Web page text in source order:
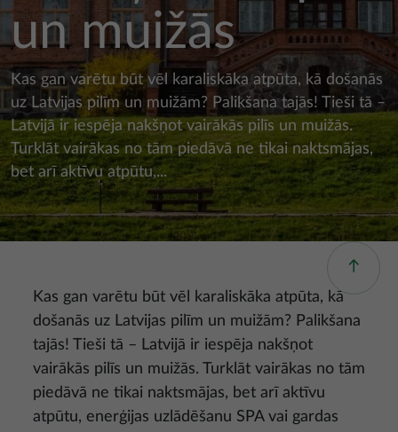
un muižās
Kas gan varētu būt vēl karaliskāka atpūta, kā došanās
uz Latvijas pilīm un muižām? Palikšana tajās! Tieši tā –
Latvijā ir iespēja nakšņot vairākās pilīs un muižās.
Turklāt vairākas no tām piedāvā ne tikai naktsmājas,
bet arī aktīvu atpūtu,...
Kas gan varētu būt vēl karaliskāka atpūta, kā
došanās uz Latvijas pilīm un muižām? Palikšana
tajās! Tieši tā – Latvijā ir iespēja nakšņot
vairākās pilīs un muižās. Turklāt vairākas no tām
piedāvā ne tikai naktsmājas, bet arī aktīvu
atpūtu, enerģijas uzlādēšanu SPA vai gardas